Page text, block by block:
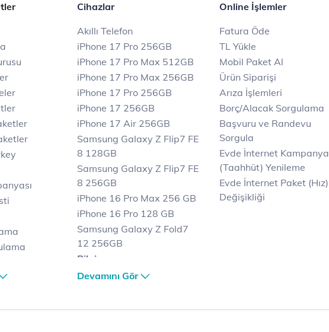
Cihazlar
Akıllı Telefon
iPhone 17 Pro 256GB
iPhone 17 Pro Max 512GB
iPhone 17 Pro Max 256GB
iPhone 17 Pro 256GB
iPhone 17 256GB
iPhone 17 Air 256GB
Samsung Galaxy Z Flip7 FE
8 128GB
Samsung Galaxy Z Flip7 FE
8 256GB
iPhone 16 Pro Max 256 GB
iPhone 16 Pro 128 GB
Samsung Galaxy Z Fold7
12 256GB
Bilgisayar
Casper Nirvana C370
Devamını Gör
Online İşlemler
Fatura Öde
TL Yükle
Mobil Paket Al
Ürün Siparişi
Arıza İşlemleri
Borç/Alacak Sorgulama
Başvuru ve Randevu
Sorgula
Evde İnternet Kampanya
(Taahhüt) Yenileme
Evde İnternet Paket (Hız)
Değişikliği